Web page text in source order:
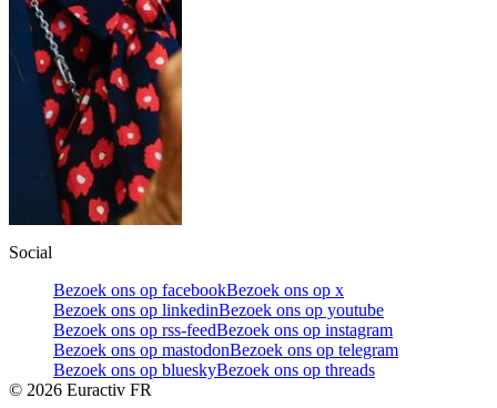
Social
Bezoek ons op facebookBezoek ons op x
Bezoek ons op linkedinBezoek ons op youtube
Bezoek ons op rss-feedBezoek ons op instagram
Bezoek ons op mastodonBezoek ons op telegram
Bezoek ons op blueskyBezoek ons op threads
© 2026 Euractiv FR